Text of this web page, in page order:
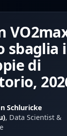
sbaglia
di
Schluricke
, Data Scientist &